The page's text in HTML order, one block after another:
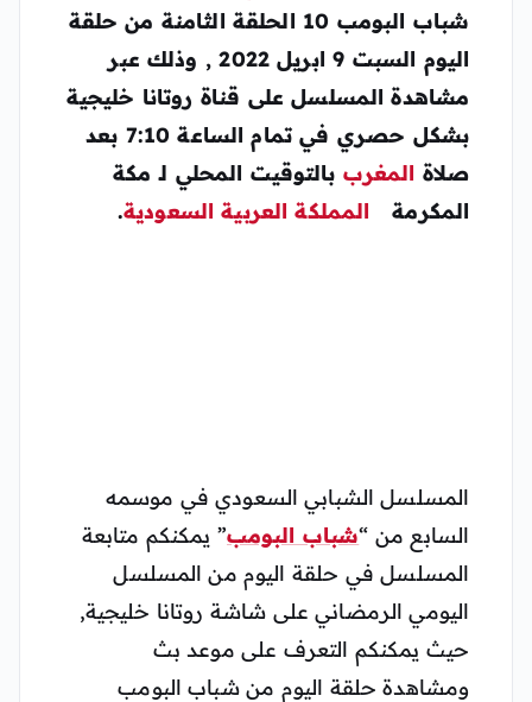
شباب البومب 10 الحلقة الثامنة من حلقة
اليوم السبت 9 ابريل 2022 , وذلك عبر
مشاهدة المسلسل على قناة روتانا خليجية
بشكل حصري في تمام الساعة 7:10 بعد
صلاة المغرب بالتوقيت المحلي لـ مكة
المكرمة المملكة العربية السعودية.
المسلسل الشبابي السعودي في موسمه
السابع من “شباب البومب” يمكنكم متابعة
المسلسل في حلقة اليوم من المسلسل
اليومي الرمضاني على شاشة روتانا خليجية,
حيث يمكنكم التعرف على موعد بث
ومشاهدة حلقة اليوم من شباب البومب